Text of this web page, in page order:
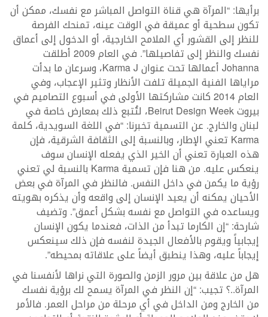
برأيها: “المرآة هي قناة التواصل المباشر مع نفسك، ممكن أن
تكون سطحية أو عميقة في الوقت عينه، تمنحك الفرصة
للنظر إلى القشور أي الملامح الخارجية، أو الدخول إلى أعماق
نفسك والنظر إلى تفاصيلها”. في العام 2009 أطلقت
Johanna أعمالها تحت عنوان Karma J، وسرعان ما بدأت
مراياها الفنية الجميلة تلفت الأنظار وتثير الإعجاب، وفي
العام 2014 كانت مشاركتها الأولى في أسبوع التصاميم في
بيروت Beirut Design Week، لتُتبع ذلك بمعارض خاصة في
لبنان والخارج. عن التسمية تخبرنا: “في اللغة السويدية، كلمة
Karma تعني الإطار، وبالنسبة إلى الثقافة الشرقية، فإن
هذه العبارة تعني أن الخير الذي يفعله الإنسان سوف
ينعكس عليه. من هنا فإن تسمية Karma بالنسبة لي تعني
رؤية ما يكمن في داخل النفس. فالنظر في المرآة في بعض
الأحيان يمكنه أن يعيد الإنسان إلى واقعه وأن يذكره بهويته
ويساعده في التواصل مع نفسه بشكل أعمق”. وتضيف
شارحة: “إن الكارما تبدأ من الذات، فعندما يكون الإنسان
إيجابياً ويقوم بالأفعال الجيدة لنفسه فإن ذلك سينعكس
إيجاباً عليه، وهذا ينطبق أيضاً على علاقاته بمحيطه”.
هل من علاقة بين مرور الزمن والصورة التي نراها لأنفسنا في
المرآة..؟ تجيب: “إن النظر في المرآة يسمح لك برؤية نفسك
من الخارج ومن الداخل في أي مرحلة من مراحل العمر. فالأمر